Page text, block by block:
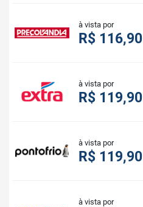
à vista por
R$ 116,90
à vista por
R$ 119,90
à vista por
R$ 119,90
à vista por